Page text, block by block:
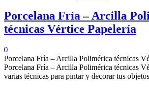
Porcelana Fría – Arcilla
técnicas Vértice Papelería
0
Porcelana Fría – Arcilla Polimérica técnicas
Porcelana Fría – Arcilla Polimérica técnicas
varias técnicas para pintar y decorar tus